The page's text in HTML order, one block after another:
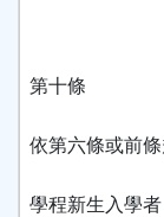
第十條
依第六條或前
學程新生入學